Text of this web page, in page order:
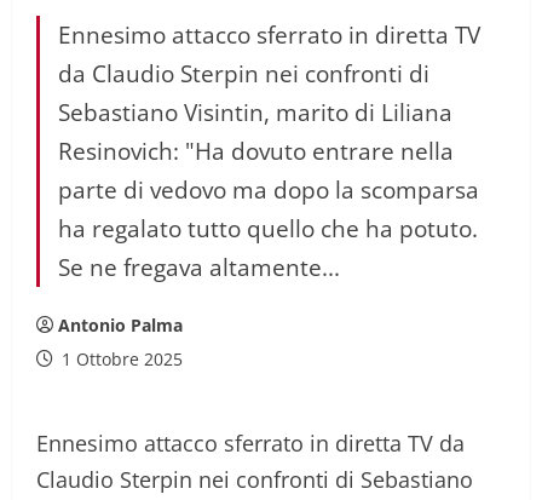
Ennesimo attacco sferrato in diretta TV
da Claudio Sterpin nei confronti di
Sebastiano Visintin, marito di Liliana
Resinovich: "Ha dovuto entrare nella
parte di vedovo ma dopo la scomparsa
ha regalato tutto quello che ha potuto.
Se ne fregava altamente...
Antonio Palma
1 Ottobre 2025
Ennesimo attacco sferrato in diretta TV da
Claudio Sterpin nei confronti di Sebastiano